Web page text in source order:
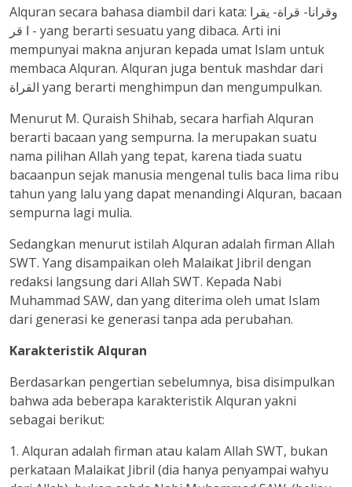
Alquran secara bahasa diambil dari kata: وقرانا- قراة- يقرا
- ا قر yang berarti sesuatu yang dibaca. Arti ini
mempunyai makna anjuran kepada umat Islam untuk
membaca Alquran. Alquran juga bentuk mashdar dari
القراة yang berarti menghimpun dan mengumpulkan.
Menurut M. Quraish Shihab, secara harfiah Alquran
berarti bacaan yang sempurna. Ia merupakan suatu
nama pilihan Allah yang tepat, karena tiada suatu
bacaanpun sejak manusia mengenal tulis baca lima ribu
tahun yang lalu yang dapat menandingi Alquran, bacaan
sempurna lagi mulia.
Sedangkan menurut istilah Alquran adalah firman Allah
SWT. Yang disampaikan oleh Malaikat Jibril dengan
redaksi langsung dari Allah SWT. Kepada Nabi
Muhammad SAW, dan yang diterima oleh umat Islam
dari generasi ke generasi tanpa ada perubahan.
Karakteristik Alquran
Berdasarkan pengertian sebelumnya, bisa disimpulkan
bahwa ada beberapa karakteristik Alquran yakni
sebagai berikut:
1. Alquran adalah firman atau kalam Allah SWT, bukan
perkataan Malaikat Jibril (dia hanya penyampai wahyu